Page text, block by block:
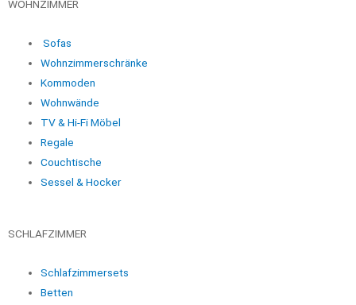
WOHNZIMMER
Sofas
Wohnzimmerschränke
Kommoden
Wohnwände
TV & Hi-Fi Möbel
Regale
Couchtische
Sessel & Hocker
SCHLAFZIMMER
Schlafzimmersets
Betten